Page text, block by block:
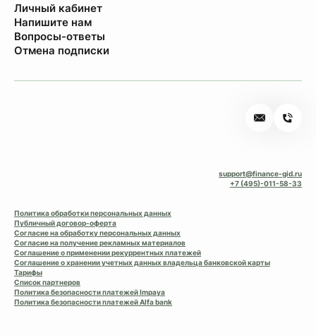
Личный кабинет
Напишите нам
Вопросы-ответы
Отмена подписки
support@finance-gid.ru
+7 (495)-011-58-33
Политика обработки персональных данных
Публичный договор-оферта
Согласие на обработку персональных данных
Согласие на получение рекламных материалов
Соглашение о применении рекуррентных платежей
Соглашение о хранении учетных данных владельца банковской карты
Тарифы
Список партнеров
Политика безопасности платежей Impaya
Политика безопасности платежей Alfa bank